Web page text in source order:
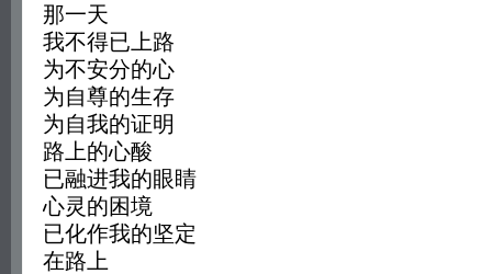
那一天
我不得已上路
为不安分的心
为自尊的生存
为自我的证明
路上的心酸
已融进我的眼睛
心灵的困境
已化作我的坚定
在路上